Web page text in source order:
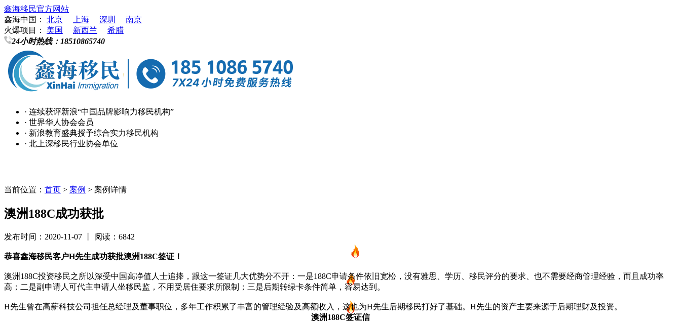
鑫海移民官方网站
鑫海中国：
北京 上海 深圳
南京
火爆项目：
美国 新西兰
希腊
24小时热线： 18510865740
· 连续获评新浪“中国品牌影响力移民机构”
· 世界华人协会会员
· 新浪教育盛典授予综合实力移民机构
· 北上深移民行业协会单位
美国
欧洲
当前位置： 首页 > 案例 > 案例详情
澳洲188C成功获批
发布时间：2020-11-07 丨 阅读：6842
恭喜鑫海移民客户H先生成功获批澳洲188C签证！
澳洲188C投资移民之所以深受中国高净值人士追捧，跟这一签证几大优势分不开：一是188C申请条件依旧宽松，没有雅思、学历、移民评分的要求、也不需要经商管理经验，而且成功率
高；二是副申请人可代主申请人坐移民监，不用受居住要求所限制；三是后期转绿卡条件简单，容易达到。
H先生曾在高薪科技公司担任总经理及董事职位，多年工作积累了丰富的管理经验及高额收入，这也为H先生后期移民打好了基础。H先生的资产主要来源于后期理财及投资。
澳洲188C签证信